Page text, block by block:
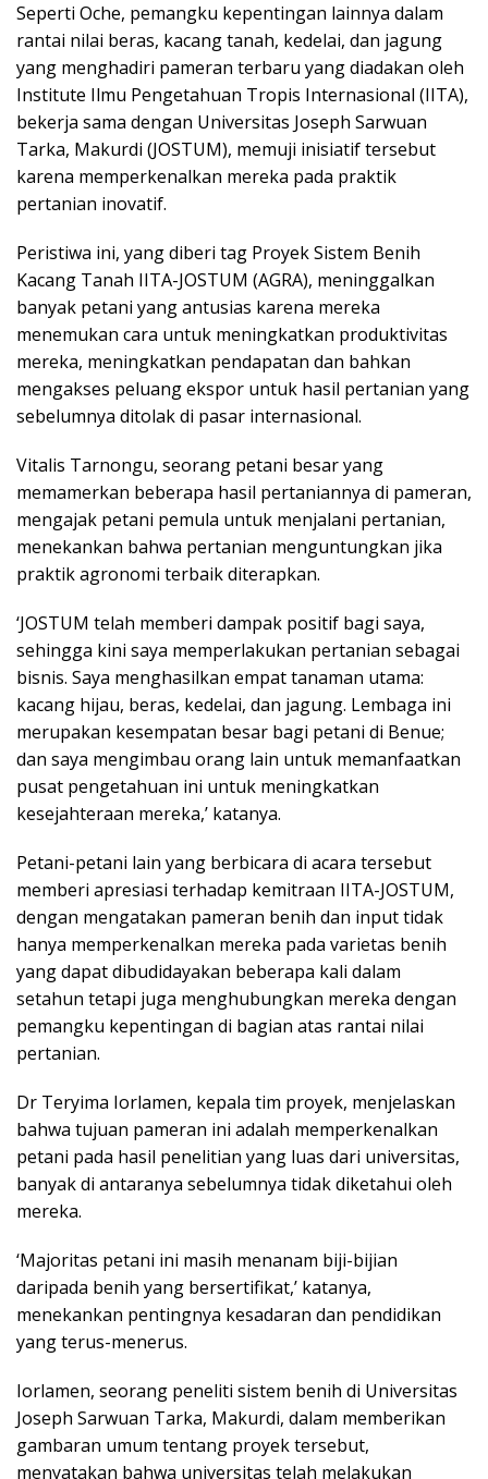
Seperti Oche, pemangku kepentingan lainnya dalam
rantai nilai beras, kacang tanah, kedelai, dan jagung
yang menghadiri pameran terbaru yang diadakan oleh
Institute Ilmu Pengetahuan Tropis Internasional (IITA),
bekerja sama dengan Universitas Joseph Sarwuan
Tarka, Makurdi (JOSTUM), memuji inisiatif tersebut
karena memperkenalkan mereka pada praktik
pertanian inovatif.
Peristiwa ini, yang diberi tag Proyek Sistem Benih
Kacang Tanah IITA-JOSTUM (AGRA), meninggalkan
banyak petani yang antusias karena mereka
menemukan cara untuk meningkatkan produktivitas
mereka, meningkatkan pendapatan dan bahkan
mengakses peluang ekspor untuk hasil pertanian yang
sebelumnya ditolak di pasar internasional.
Vitalis Tarnongu, seorang petani besar yang
memamerkan beberapa hasil pertaniannya di pameran,
mengajak petani pemula untuk menjalani pertanian,
menekankan bahwa pertanian menguntungkan jika
praktik agronomi terbaik diterapkan.
‘JOSTUM telah memberi dampak positif bagi saya,
sehingga kini saya memperlakukan pertanian sebagai
bisnis. Saya menghasilkan empat tanaman utama:
kacang hijau, beras, kedelai, dan jagung. Lembaga ini
merupakan kesempatan besar bagi petani di Benue;
dan saya mengimbau orang lain untuk memanfaatkan
pusat pengetahuan ini untuk meningkatkan
kesejahteraan mereka,’ katanya.
Petani-petani lain yang berbicara di acara tersebut
memberi apresiasi terhadap kemitraan IITA-JOSTUM,
dengan mengatakan pameran benih dan input tidak
hanya memperkenalkan mereka pada varietas benih
yang dapat dibudidayakan beberapa kali dalam
setahun tetapi juga menghubungkan mereka dengan
pemangku kepentingan di bagian atas rantai nilai
pertanian.
Dr Teryima Iorlamen, kepala tim proyek, menjelaskan
bahwa tujuan pameran ini adalah memperkenalkan
petani pada hasil penelitian yang luas dari universitas,
banyak di antaranya sebelumnya tidak diketahui oleh
mereka.
‘Majoritas petani ini masih menanam biji-bijian
daripada benih yang bersertifikat,’ katanya,
menekankan pentingnya kesadaran dan pendidikan
yang terus-menerus.
Iorlamen, seorang peneliti sistem benih di Universitas
Joseph Sarwuan Tarka, Makurdi, dalam memberikan
gambaran umum tentang proyek tersebut,
menyatakan bahwa universitas telah melakukan